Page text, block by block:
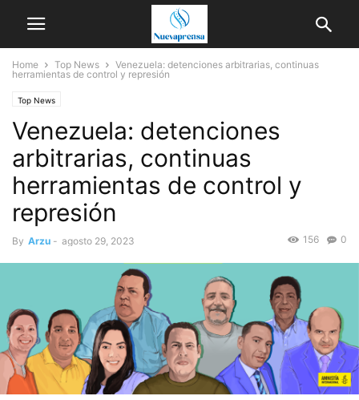
Home Top News
Venezuela: detenciones arbitrarias, continuas
herramientas de control y represión
Top News
Venezuela: detenciones
arbitrarias, continuas
herramientas de control y
represión
By Arzu - agosto 29, 2023 0
156